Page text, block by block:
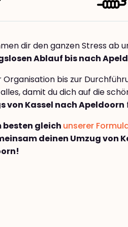
dir den ganzen Stress ab
Ablauf bis nach
Organisation bis zur
damit du dich auf die
von Kassel nach Apeldoorn
besten gleich unserer
deinen Umzug von